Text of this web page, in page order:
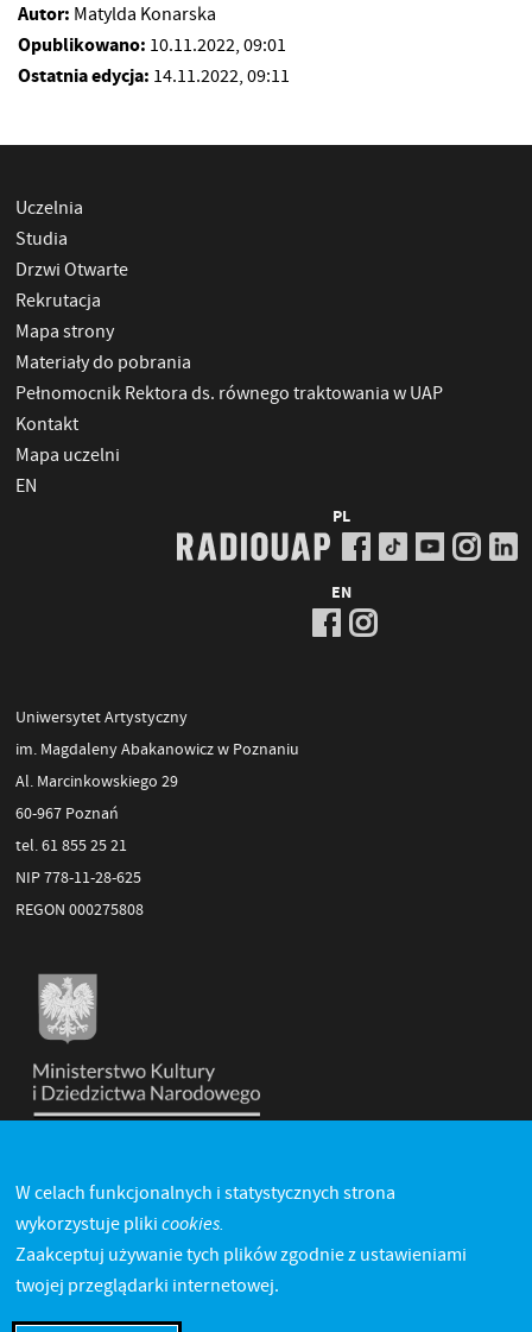
Autor: Matylda Konarska
Opublikowano: 10.11.2022, 09:01
Ostatnia edycja: 14.11.2022, 09:11
Uczelnia
Studia
Drzwi Otwarte
Rekrutacja
Mapa strony
Materiały do pobrania
Pełnomocnik Rektora ds. równego traktowania w UAP
Kontakt
Mapa uczelni
EN
PL
EN
Uniwersytet Artystyczny
im. Magdaleny Abakanowicz w Poznaniu
Al. Marcinkowskiego 29
60-967 Poznań
tel. 61 855 25 21
NIP 778-11-28-625
REGON 000275808
W celach funkcjonalnych i statystycznych strona
wykorzystuje pliki cookies.
Zaakceptuj używanie tych plików zgodnie z ustawieniami
twojej przeglądarki internetowej.